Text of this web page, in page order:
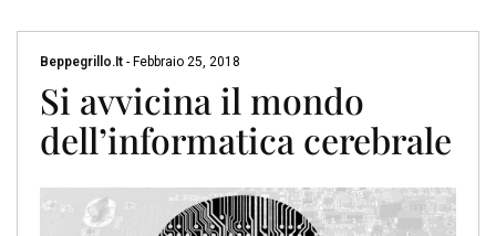
Beppegrillo.it - Febbraio 25, 2018
Si avvicina il mondo
dell’informatica cerebrale